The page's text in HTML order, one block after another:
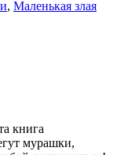
, Маленькая злая
книга
мурашки,